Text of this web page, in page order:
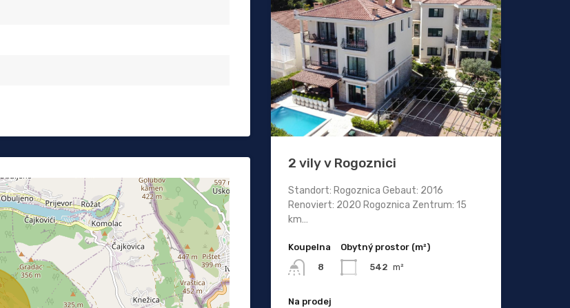
2 vily v Rogoznici
Standort: Rogoznica Gebaut: 2016
Renoviert: 2020 Rogoznica Zentrum: 15
km…
Koupelna
8
Obytný prostor (m²)
542 m²
Na prodej